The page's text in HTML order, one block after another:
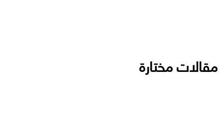
مقالات مختارة